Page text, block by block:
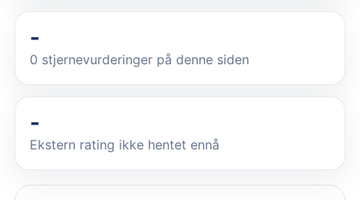
-
0 stjernevurderinger på denne siden
-
Ekstern rating ikke hentet ennå